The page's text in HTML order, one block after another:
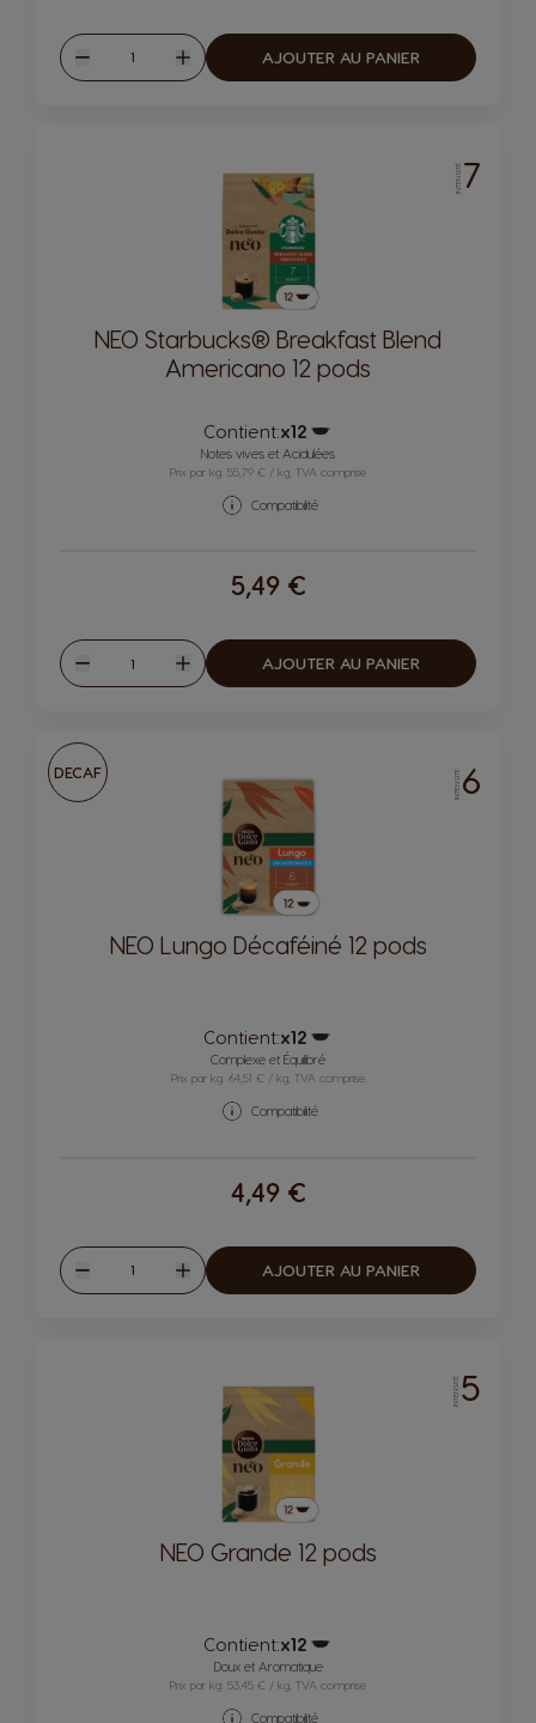
Diminuer
Quantité
Augmenter
AJOUTER AU PANIER
INTENSITÉ7
NEO Starbucks® Breakfast Blend
Americano 12 pods
Contient:x12
Icône capsules
Notes vives et Acidulées
Prix par kg: 55,79 € / kg, TVA comprise
Compatibilité
5,49 €
Diminuer
Quantité
Augmenter
AJOUTER AU PANIER
DECAF INTENSITÉ6
NEO Lungo Décaféiné 12 pods
Contient:x12
Icône capsules
Complexe et Équilibré
Prix par kg: 64,51 € / kg, TVA comprise
Compatibilité
4,49 €
Diminuer
Quantité
Augmenter
AJOUTER AU PANIER
INTENSITÉ5
NEO Grande 12 pods
Contient:x12
Icône capsules
Doux et Aromatique
Prix par kg: 53,45 € / kg, TVA comprise
Compatibilité